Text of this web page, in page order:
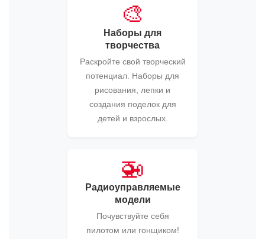
🎨
Наборы для
творчества
Раскройте свой творческий
потенциал. Наборы для
рисования, лепки и
создания поделок для
детей и взрослых.
🚁
Радиоуправляемые
модели
Почувствуйте себя
пилотом или гонщиком!